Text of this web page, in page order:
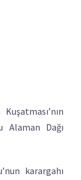
Alaman Dağı
karargahı